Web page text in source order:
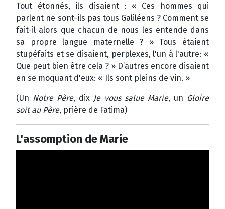
Tout étonnés, ils disaient : « Ces hommes qui
parlent ne sont-ils pas tous Galiléens ? Comment se
fait-il alors que chacun de nous les entende dans
sa propre langue maternelle ? » Tous étaient
stupéfaits et se disaient, perplexes, l'un à l'autre: «
Que peut bien être cela ? » D’autres encore disaient
en se moquant d'eux: « Ils sont pleins de vin. »
(Un Notre Père, dix Je vous salue Marie, un Gloire
soit au Père, prière de Fatima)
L'assomption de Marie